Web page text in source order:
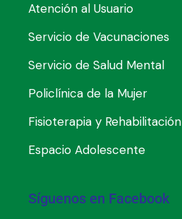
Atención al Usuario
Servicio de Vacunaciones
Servicio de Salud Mental
Policlínica de la Mujer
Fisioterapia y Rehabilitación
Espacio Adolescente
Síguenos en Facebook